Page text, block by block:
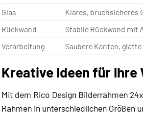
Glas
Klares, bruchsicheres
Rückwand
Stabile Rückwand mit
Verarbeitung
Saubere Kanten,
Kreative Ideen für Ihre
Mit dem Rico Design Bilderrahmen
Rahmen in unterschiedlichen Größen